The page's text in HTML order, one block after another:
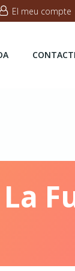
El meu compte